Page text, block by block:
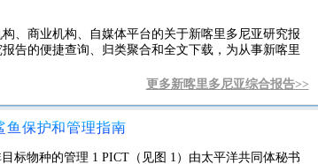
、商业机构、自媒体平台的关于新喀里多尼亚研究报
告的便捷查询、归类聚合和全文下载，为从事新喀里
更多新喀里多尼亚综合报告>>
鱼保护和管理指南
标物种的管理 1 PICT（见图 1）由太平洋共同体秘书